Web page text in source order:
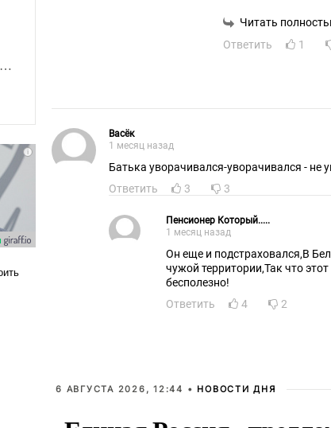
Читать
Ответить
1
Васёк
1 месяц назад
Батька уворачивался-уворачивался - не
Ответить
3 3
Пенсионер Который.....
1 месяц назад
Он еще и подстраховался,В
чужой территории,Так что
бесполезно!
Ответить
4 2
6 АВГУСТА 2026, 12:44 • НОВОСТИ ДНЯ